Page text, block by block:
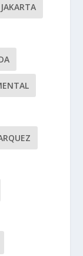
JAKARTA